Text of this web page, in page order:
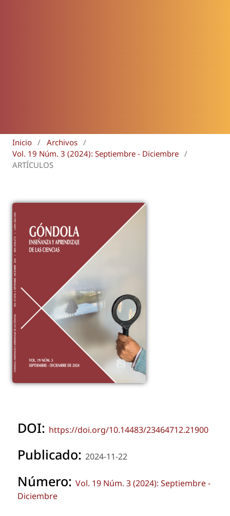
Inicio / Archivos /
Vol. 19 Núm. 3 (2024): Septiembre - Diciembre /
ARTÍCULOS
DOI: https://doi.org/10.14483/23464712.21900
Publicado: 2024-11-22
Número: Vol. 19 Núm. 3 (2024): Septiembre -
Diciembre